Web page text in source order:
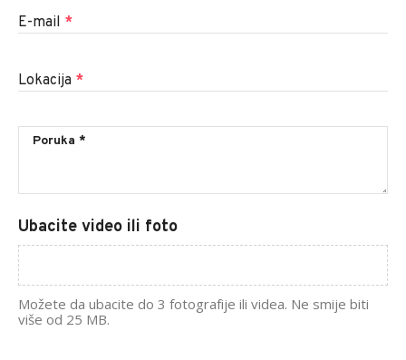
E-mail *
Lokacija *
Ubacite video ili foto
Možete da ubacite do 3 fotografije ili videa. Ne smije biti
više od 25 MB.